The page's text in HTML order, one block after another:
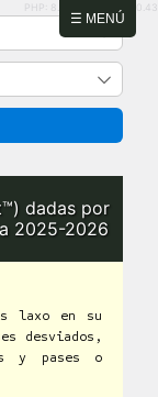
☰ MENÚ
PHP: 8.2.31 | MySQL: 8.0.43
dadas por
2025-2026
laxo en su
desviados,
y pases o